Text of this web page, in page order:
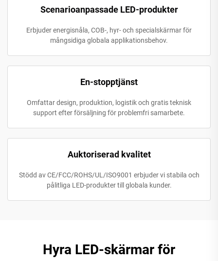
Scenarioanpassade LED-produkter
Erbjuder energisnåla, COB-, hyr- och specialskärmar för
mångsidiga globala applikationsbehov.
En-stopptjänst
Omfattar design, produktion, logistik och gratis teknisk
support efter försäljning för problemfri samarbete.
Auktoriserad kvalitet
Stödd av CE/FCC/ROHS/UL/ISO9001 erbjuder vi stabila och
pålitliga LED-produkter till globala kunder.
Hyra LED-skärmar för